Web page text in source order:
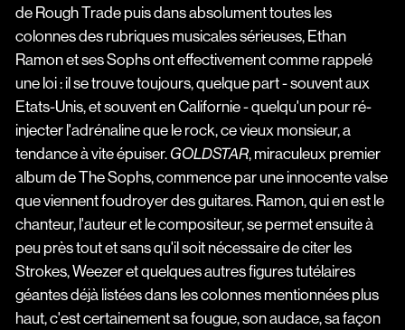
de Rough Trade puis dans absolument toutes les
colonnes des rubriques musicales sérieuses, Ethan
Ramon et ses Sophs ont effectivement comme rappelé
une loi : il se trouve toujours, quelque part - souvent aux
Etats-Unis, et souvent en Californie - quelqu'un pour ré-
injecter l'adrénaline que le rock, ce vieux monsieur, a
tendance à vite épuiser.GOLDSTAR, miraculeux premier
album de The Sophs, commence par une innocente valse
que viennent foudroyer des guitares. Ramon, qui en est le
chanteur, l'auteur et le compositeur, se permet ensuite à
peu près tout et sans qu'il soit nécessaire de citer les
Strokes, Weezer et quelques autres figures tutélaires
géantes déjà listées dans les colonnes mentionnées plus
haut, c'est certainement sa fougue, son audace, sa façon